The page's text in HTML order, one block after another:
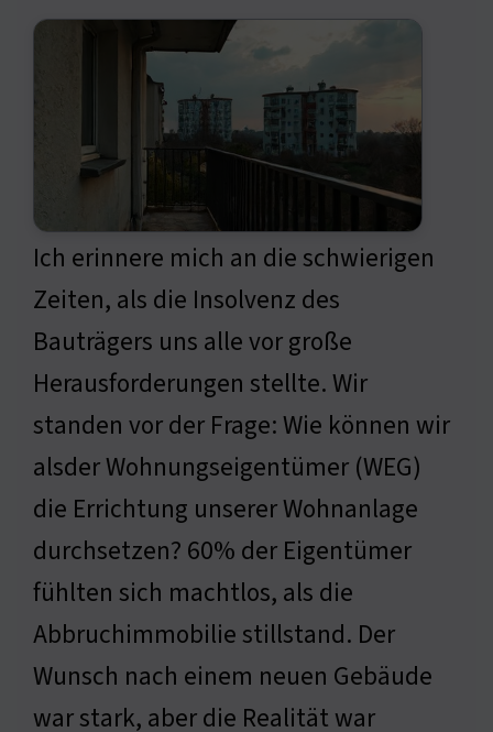
Ich erinnere mich an die schwierigen
Zeiten, als die Insolvenz des
Bauträgers uns alle vor große
Herausforderungen stellte. Wir
standen vor der Frage: Wie können wir
alsder Wohnungseigentümer (WEG)
die Errichtung unserer Wohnanlage
durchsetzen? 60% der Eigentümer
fühlten sich machtlos, als die
Abbruchimmobilie stillstand. Der
Wunsch nach einem neuen Gebäude
war stark, aber die Realität war